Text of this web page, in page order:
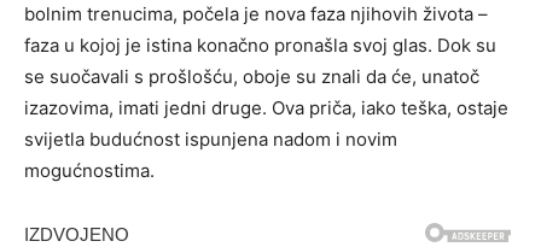
bolnim trenucima, počela je nova faza njihovih života –
faza u kojoj je istina konačno pronašla svoj glas. Dok su
se suočavali s prošlošću, oboje su znali da će, unatoč
izazovima, imati jedni druge. Ova priča, iako teška, ostaje
svijetla budućnost ispunjena nadom i novim
mogućnostima.